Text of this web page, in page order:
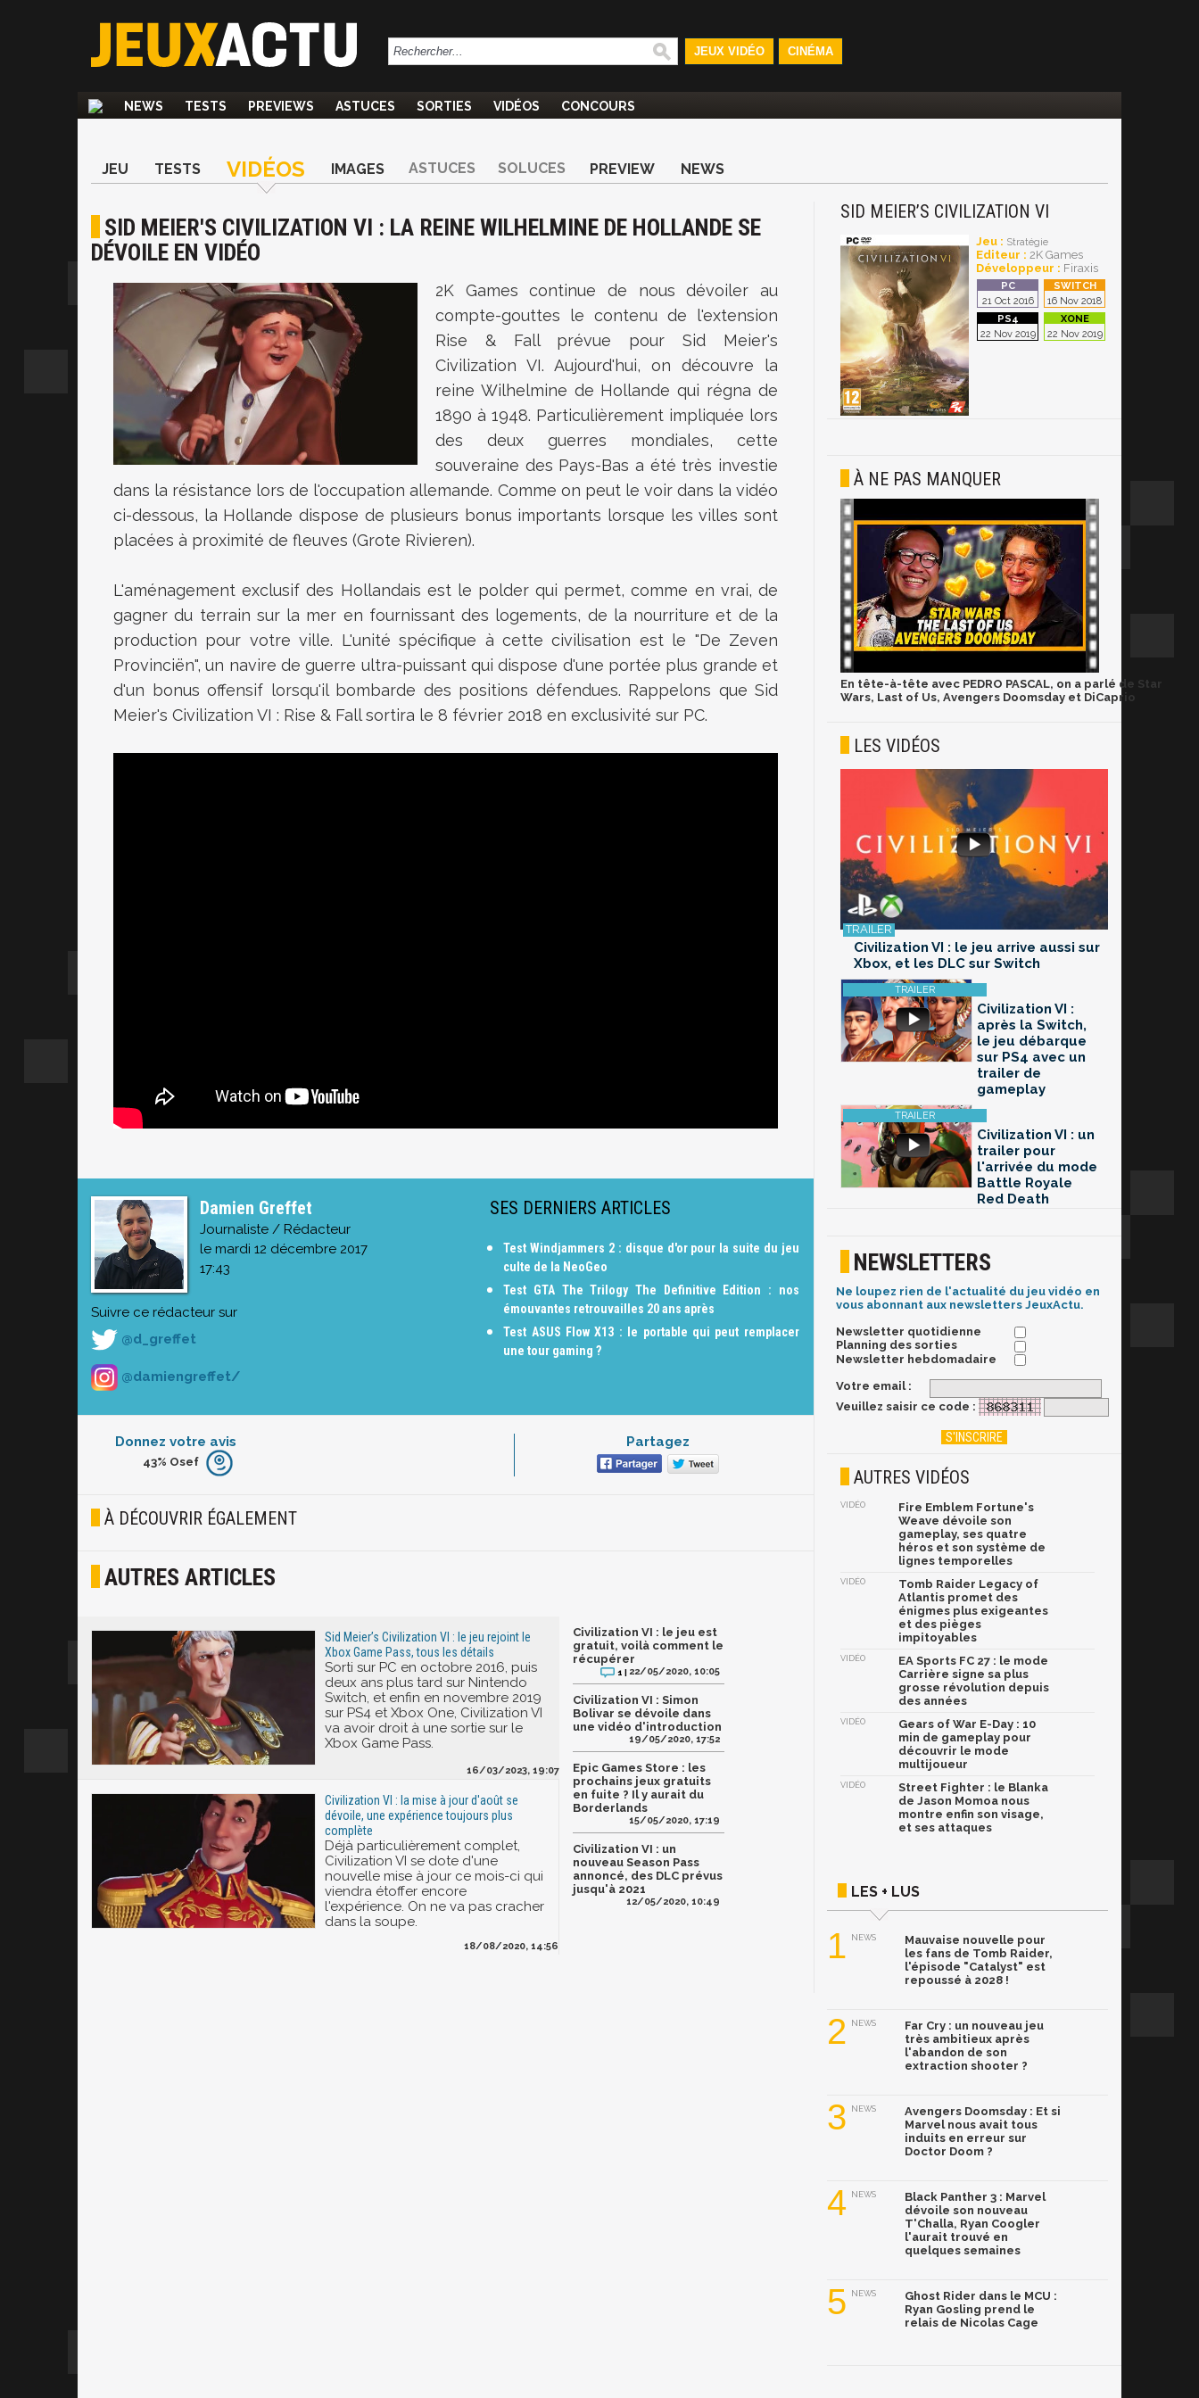
JEUX VIDÉO CINÉMA
NEWS TESTS PREVIEWS ASTUCES SORTIES VIDÉOS CONCOURS
JEU TESTS VIDÉOS IMAGES ASTUCES SOLUCES PREVIEW NEWS
SID MEIER'S CIVILIZATION VI : LA REINE WILHELMINE DE HOLLANDE SE
DÉVOILE EN VIDÉO
2K Games continue de nous dévoiler au
compte-gouttes le contenu de l'extension
Rise & Fall prévue pour Sid Meier's
Civilization VI. Aujourd'hui, on découvre la
reine Wilhelmine de Hollande qui régna de
1890 à 1948. Particulièrement impliquée lors
des deux guerres mondiales, cette
souveraine des Pays-Bas a été très investie
dans la résistance lors de l'occupation allemande. Comme on peut le voir dans la vidéo
ci-dessous, la Hollande dispose de plusieurs bonus importants lorsque les villes sont
placées à proximité de fleuves (Grote Rivieren).
L'aménagement exclusif des Hollandais est le polder qui permet, comme en vrai, de
gagner du terrain sur la mer en fournissant des logements, de la nourriture et de la
production pour votre ville. L'unité spécifique à cette civilisation est le "De Zeven
Provinciën", un navire de guerre ultra-puissant qui dispose d'une portée plus grande et
d'un bonus offensif lorsqu'il bombarde des positions défendues. Rappelons que Sid
Meier's Civilization VI : Rise & Fall sortira le 8 février 2018 en exclusivité sur PC.
Damien Greffet
Journaliste / Rédacteur
le mardi 12 décembre 2017
17:43
Suivre ce rédacteur sur
@d_greffet
@damiengreffet/
SES DERNIERS ARTICLES
Test Windjammers 2 : disque d'or pour la suite du jeu
culte de la NeoGeo
Test GTA The Trilogy The Definitive Edition : nos
émouvantes retrouvailles 20 ans après
Test ASUS Flow X13 : le portable qui peut remplacer
une tour gaming ?
Donnez votre avis
Furieux
Joyeux
43% Osef
Partagez
À DÉCOUVRIR ÉGALEMENT
AUTRES ARTICLES
Sid Meier’s Civilization VI : le jeu rejoint le
Xbox Game Pass, tous les détails
Sorti sur PC en octobre 2016, puis
deux ans plus tard sur Nintendo
Switch, et enfin en novembre 2019
sur PS4 et Xbox One, Civilization VI
va avoir droit à une sortie sur le
Xbox Game Pass.
16/03/2023, 19:07
Civilization VI : la mise à jour d'août se
dévoile, une expérience toujours plus
complète
Déjà particulièrement complet,
Civilization VI se dote d'une
nouvelle mise à jour ce mois-ci qui
viendra étoffer encore
l'expérience. On ne va pas cracher
dans la soupe.
18/08/2020, 14:56
Civilization VI : le jeu est
gratuit, voilà comment le
récupérer
1 | 22/05/2020, 10:05
Civilization VI : Simon
Bolivar se dévoile dans
une vidéo d'introduction
19/05/2020, 17:52
Epic Games Store : les
prochains jeux gratuits
en fuite ? Il y aurait du
Borderlands
15/05/2020, 17:19
Civilization VI : un
nouveau Season Pass
annoncé, des DLC prévus
jusqu'à 2021
12/05/2020, 10:49
SID MEIER’S CIVILIZATION VI
Jeu : Stratégie
Editeur : 2K Games
Développeur : Firaxis
21 Oct 2016 16 Nov 2018
22 Nov 2019 22 Nov 2019
À NE PAS MANQUER
En tête-à-tête avec PEDRO PASCAL, on a parlé de Star
Wars, Last of Us, Avengers Doomsday et DiCaprio
LES VIDÉOS
Civilization VI : le jeu arrive aussi sur
Xbox, et les DLC sur Switch
Civilization VI :
après la Switch,
le jeu débarque
sur PS4 avec un
trailer de
gameplay
Civilization VI : un
trailer pour
l'arrivée du mode
Battle Royale
Red Death
NEWSLETTERS
Ne loupez rien de l'actualité du jeu vidéo en
vous abonnant aux newsletters JeuxActu.
Newsletter quotidienne
Planning des sorties
Newsletter hebdomadaire
Votre email :
Veuillez saisir ce code :
AUTRES VIDÉOS
VIDÉO
Fire Emblem Fortune's
Weave dévoile son
gameplay, ses quatre
héros et son système de
lignes temporelles
VIDÉO
Tomb Raider Legacy of
Atlantis promet des
énigmes plus exigeantes
et des pièges
impitoyables
VIDÉO
EA Sports FC 27 : le mode
Carrière signe sa plus
grosse révolution depuis
des années
VIDÉO
Gears of War E-Day : 10
min de gameplay pour
découvrir le mode
multijoueur
VIDÉO
Street Fighter : le Blanka
de Jason Momoa nous
montre enfin son visage,
et ses attaques
LES + LUS
1 NEWS
Mauvaise nouvelle pour
les fans de Tomb Raider,
l'épisode "Catalyst" est
repoussé à 2028 !
2 NEWS
Far Cry : un nouveau jeu
très ambitieux après
l'abandon de son
extraction shooter ?
3 NEWS
Avengers Doomsday : Et si
Marvel nous avait tous
induits en erreur sur
Doctor Doom ?
4 NEWS
Black Panther 3 : Marvel
dévoile son nouveau
T'Challa, Ryan Coogler
l'aurait trouvé en
quelques semaines
5 NEWS
Ghost Rider dans le MCU :
Ryan Gosling prend le
relais de Nicolas Cage